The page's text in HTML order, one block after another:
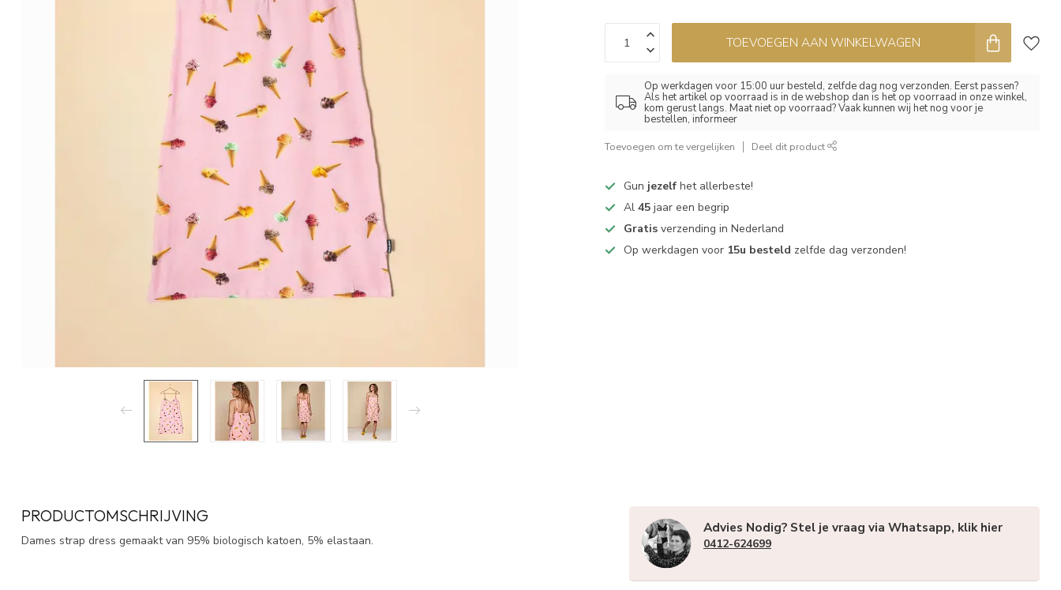
TOEVOEGEN AAN WINKELWAGEN
Op werkdagen voor 15:00 uur besteld, zelfde dag nog verzonden. Eerst passen?
Als het artikel op voorraad is in de webshop dan is het op voorraad in onze winkel,
kom gerust langs. Maat niet op voorraad? Vaak kunnen wij het nog voor je
bestellen, informeer
Toevoegen om te vergelijken Deel dit product
Gun jezelf het allerbeste!
Al45 jaar een begrip
Gratis verzending in Nederland
Op werkdagen voor 15u besteld zelfde dag verzonden!
PRODUCTOMSCHRIJVING
Dames strap dress gemaakt van 95% biologisch katoen, 5% elastaan.
Advies Nodig? Stel je vraag via Whatsapp, klik hier
0412-624699